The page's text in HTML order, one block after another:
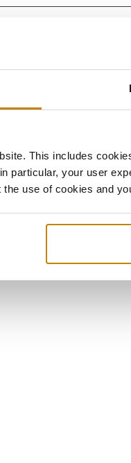
This includes
particular, your user
the use of cookies and
的处理方式